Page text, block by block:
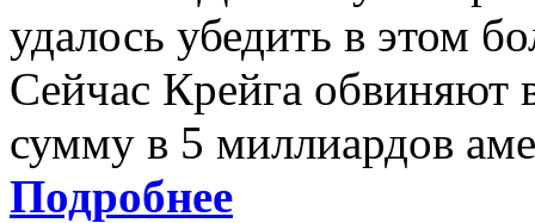
удалось убедить в этом
Сейчас Крейга обвиняют
сумму в 5 миллиардов
Подробнее